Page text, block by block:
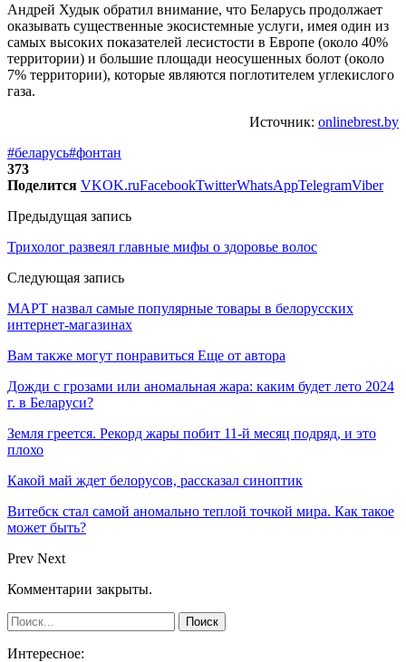
Андрей Худык обратил внимание, что Беларусь продолжает
оказывать существенные экосистемные услуги, имея один из
самых высоких показателей лесистости в Европе (около 40%
территории) и большие площади неосушенных болот (около
7% территории), которые являются поглотителем углекислого
газа.
Источник: onlinebrest.by
#беларусь#фонтан
373
Поделится VKOK.ruFacebookTwitterWhatsAppTelegramViber
Предыдущая запись
Трихолог развеял главные мифы о здоровье волос
Следующая запись
МАРТ назвал самые популярные товары в белорусских
интернет-магазинах
Вам также могут понравиться Еще от автора
Дожди с грозами или аномальная жара: каким будет лето 2024
г. в Беларуси?
Земля греется. Рекорд жары побит 11-й месяц подряд, и это
плохо
Какой май ждет белорусов, рассказал синоптик
Витебск стал самой аномально теплой точкой мира. Как такое
может быть?
Prev Next
Комментарии закрыты.
Интересное: